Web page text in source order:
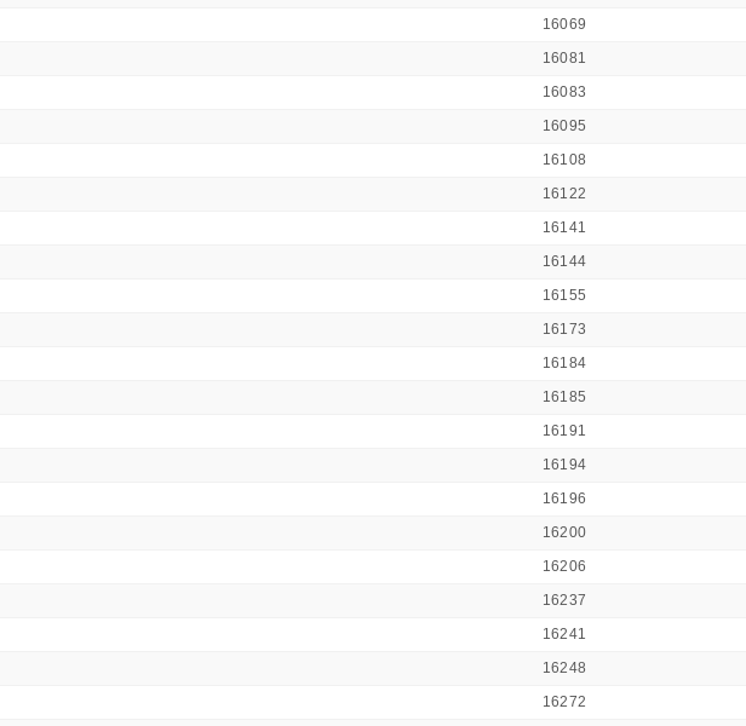
16069
16081
16083
16095
16108
16122
16141
16144
16155
16173
16184
16185
16191
16194
16196
16200
16206
16237
16241
16248
16272